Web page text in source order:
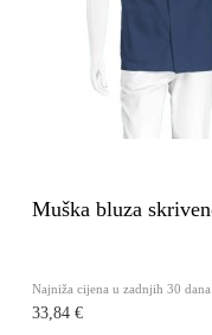
Muška bluza
Najniža cijena u zadnjih 30 dana
33,84 €